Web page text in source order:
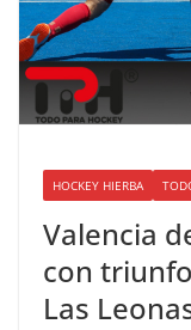
HOCKEY HIERBA
Valencia
con
Las